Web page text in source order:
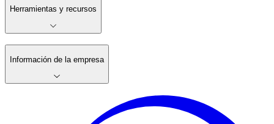
Herramientas y recursos
Información de la empresa